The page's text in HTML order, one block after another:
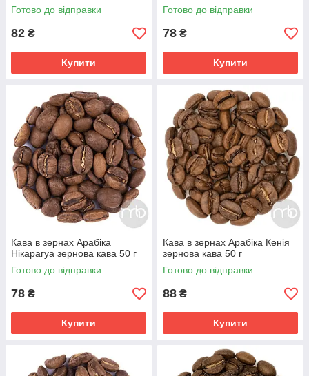
Готово до відправки
82 ₴
Купити
Готово до відправки
78 ₴
Купити
Кава в зернах Арабіка
Нікарагуа зернова кава 50 г
Готово до відправки
78 ₴
Купити
Кава в зернах Арабіка Кенія
зернова кава 50 г
Готово до відправки
88 ₴
Купити